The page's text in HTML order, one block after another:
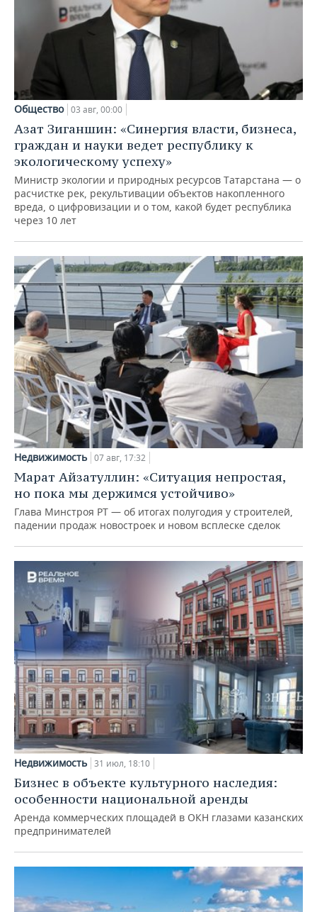
Общество 03 авг, 00:00
Азат Зиганшин: «Синергия власти, бизнеса,
граждан и науки ведет республику к
экологическому успеху»
Министр экологии и природных ресурсов Татарстана — о
расчистке рек, рекультивации объектов накопленного
вреда, о цифровизации и о том, какой будет республика
через 10 лет
Недвижимость 07 авг, 17:32
Марат Айзатуллин: «Ситуация непростая,
но пока мы держимся устойчиво»
Глава Минстроя РТ — об итогах полугодия у строителей,
падении продаж новостроек и новом всплеске сделок
Недвижимость 31 июл, 18:10
Бизнес в объекте культурного наследия:
особенности национальной аренды
Аренда коммерческих площадей в ОКН глазами казанских
предпринимателей